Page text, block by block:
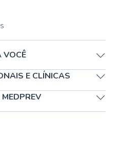
VOCÊ
E CLÍNICAS